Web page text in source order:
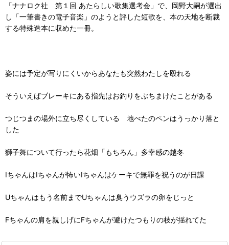
「ナナロク社 第１回 あたらしい歌集選考会」で、岡野大嗣が選出
し「一筆書きの電子音楽」のようと評した短歌を、本の天地を断裁
する特殊造本に収めた一冊。
姿には予定が写りにくいからあなたも突然わたしを殴れる
そういえばブレーキにある指先はお釣りをぶちまけたことがある
つじつまの場外に立ち尽くしている 地べたのペンはうっかり落と
した
獅子舞について行ったら花畑「もちろん」多幸感の越冬
IちゃんはIちゃんが怖いIちゃんはケーキで無罪を祝うのが日課
Uちゃんはもう名前までUちゃんは臭うウズラの卵をじっと
Fちゃんの肩を親しげにFちゃんが避けたつもりの枝が揺れてた